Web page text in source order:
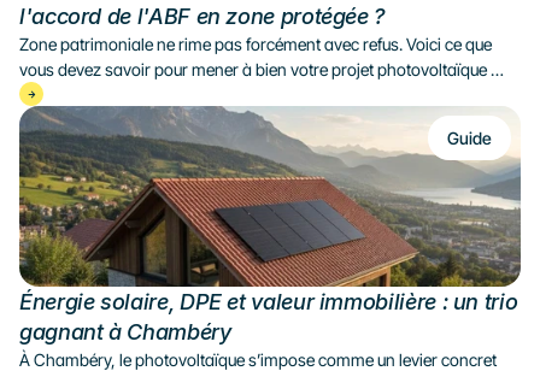
l'accord de l'ABF en zone protégée ?
Zone patrimoniale ne rime pas forcément avec refus. Voici ce que
vous devez savoir pour mener à bien votre projet photovoltaïque
sous le regard de l'Architecte des Bâtiments de France.
Guide
Énergie solaire, DPE et valeur immobilière : un trio
gagnant à Chambéry
À Chambéry, le photovoltaïque s’impose comme un levier concret